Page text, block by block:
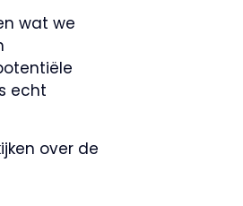
wat we
echt
over de